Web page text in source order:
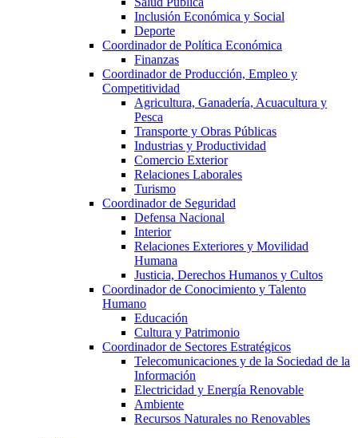
Inclusión Económica y Social
Deporte
Coordinador de Política Económica
Finanzas
Coordinador de Producción, Empleo y
Competitividad
Agricultura, Ganadería, Acuacultura y
Pesca
Transporte y Obras Públicas
Industrias y Productividad
Comercio Exterior
Relaciones Laborales
Turismo
Coordinador de Seguridad
Defensa Nacional
Interior
Relaciones Exteriores y Movilidad
Humana
Justicia, Derechos Humanos y Cultos
Coordinador de Conocimiento y Talento
Humano
Educación
Cultura y Patrimonio
Coordinador de Sectores Estratégicos
Telecomunicaciones y de la Sociedad de la
Información
Electricidad y Energía Renovable
Ambiente
Recursos Naturales no Renovables